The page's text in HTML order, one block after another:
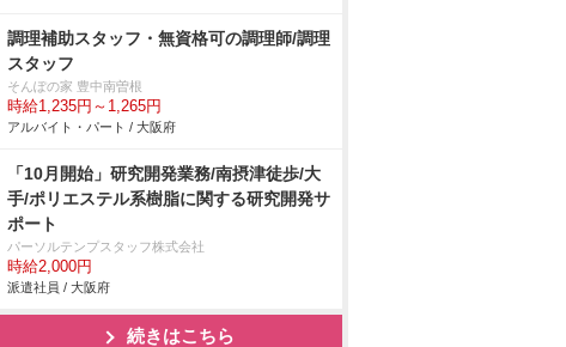
調理補助スタッフ・無資格可の調理師/調理
スタッフ
そんぽの家 豊中南曽根
時給1,235円～1,265円
アルバイト・パート / 大阪府
「10月開始」研究開発業務/南摂津徒歩/大
手/ポリエステル系樹脂に関する研究開発サ
ポート
パーソルテンプスタッフ株式会社
時給2,000円
派遣社員 / 大阪府
続きはこちら